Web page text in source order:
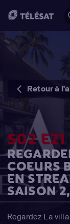
Retour à
S02 E21
COEURS
EN
SAISON
Regardez La